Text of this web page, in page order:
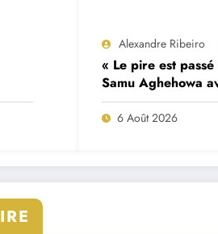
Alexandre Ribeiro
« Le pire est
Samu Aghehowa
Porto ?
6 Août 2026